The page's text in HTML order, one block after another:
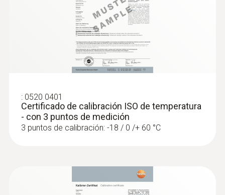
: 0520 0401
Certificado de calibración ISO de temperatura
- con 3 puntos de medición
3 puntos de calibración: -18 / 0 /+ 60 °C